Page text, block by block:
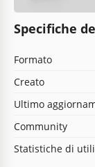
Specifiche
Formato
Creato
Ultimo
Community
Statistiche di